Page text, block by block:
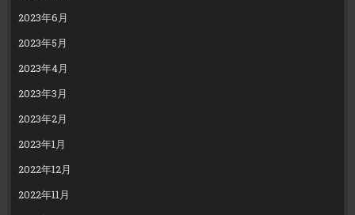
2023年6月
2023年5月
2023年4月
2023年3月
2023年2月
2023年1月
2022年12月
2022年11月